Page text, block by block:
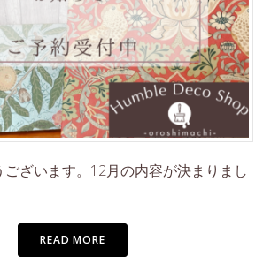
ざいます。12月の内容が決まりまし
READ MORE